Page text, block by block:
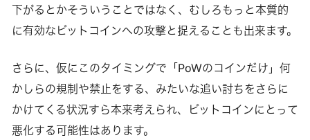
下がるとかそういうことではなく、むしろもっと本質的
に有効なビットコインへの攻撃と捉えることも出来ます。
さらに、仮にこのタイミングで「PoWのコインだけ」何
かしらの規制や禁止をする、みたいな追い討ちをさらに
かけてくる状況すら本来考えられ、ビットコインにとって
悪化する可能性はあります。